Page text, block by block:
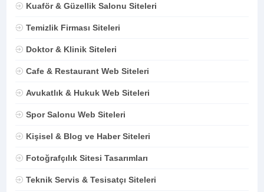
Kuaför & Güzellik Salonu Siteleri
Temizlik Firması Siteleri
Doktor & Klinik Siteleri
Cafe & Restaurant Web Siteleri
Avukatlık & Hukuk Web Siteleri
Spor Salonu Web Siteleri
Kişisel & Blog ve Haber Siteleri
Fotoğrafçılık Sitesi Tasarımları
Teknik Servis & Tesisatçı Siteleri